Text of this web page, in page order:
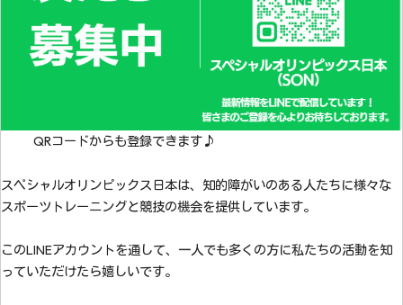
QRコードからも登録できます♪
スペシャルオリンピックス日本は、知的障がいのある人たちに様々な
スポーツトレーニングと競技の機会を提供しています。
このLINEアカウントを通して、一人でも多くの方に私たちの活動を知
っていただけたら嬉しいです。